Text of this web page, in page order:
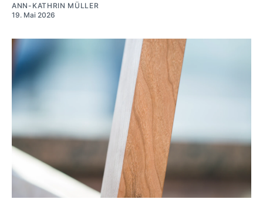
ANN-KATHRIN MÜLLER
19. Mai 2026